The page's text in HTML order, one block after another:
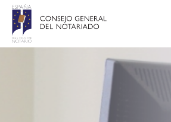
Zum Hauptinhalt springen